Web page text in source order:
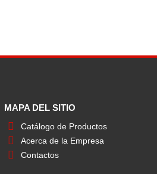
MAPA DEL SITIO
Catálogo de Productos
Acerca de la Empresa
Contactos